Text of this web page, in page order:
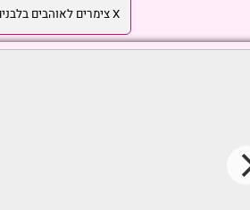
X צימרים לאוהבים בלבנים